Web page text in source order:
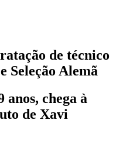
de técnico
Seleção Alemã
chega à
de Xavi